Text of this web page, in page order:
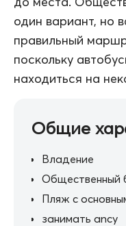
один вариант, но
правильный
поскольку
находиться на
Общие
Владение
Общественный
Пляж с
занимать ancy